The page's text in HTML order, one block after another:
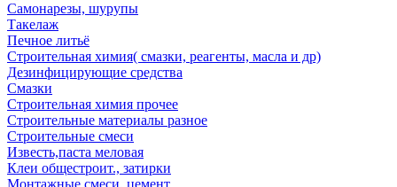
Самонарезы, шурупы
Такелаж
Печное литьё
Строительная химия( смазки, реагенты, масла и др)
Дезинфицирующие средства
Смазки
Строительная химия прочее
Строительные материалы разное
Строительные смеси
Известь,паста меловая
Клеи общестроит., затирки
Монтажные смеси, цемент